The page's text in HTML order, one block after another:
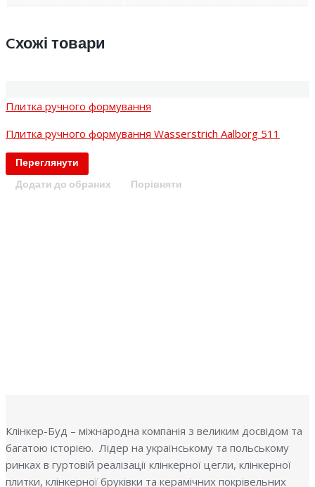
Cхожі товари
Плитка ручного формування
Плитка ручного формування Wasserstrich Aalborg 511
Переглянути
Додати до обраних
Порівняти
Клінкер-Буд – міжнародна компанія з великим досвідом та
багатою історією. Лідер на українському та польському
ринках в гуртовій реалізації клінкерної цегли, клінкерної
плитки, клінкерної бруківки та керамічних покрівельних